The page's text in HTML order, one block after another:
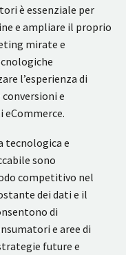
è essenziale per
e ampliare il proprio
mirate e
l’esperienza di
e
tecnologica e
sono
competitivo nel
dei dati e il
di
e aree di
future e